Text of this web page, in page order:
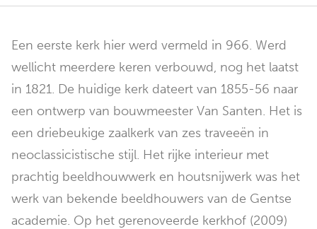
Een eerste kerk hier werd vermeld in 966. Werd
wellicht meerdere keren verbouwd, nog het laatst
in 1821. De huidige kerk dateert van 1855-56 naar
een ontwerp van bouwmeester Van Santen. Het is
een driebeukige zaalkerk van zes traveeën in
neoclassicistische stijl. Het rijke interieur met
prachtig beeldhouwwerk en houtsnijwerk was het
werk van bekende beeldhouwers van de Gentse
academie. Op het gerenoveerde kerkhof (2009)